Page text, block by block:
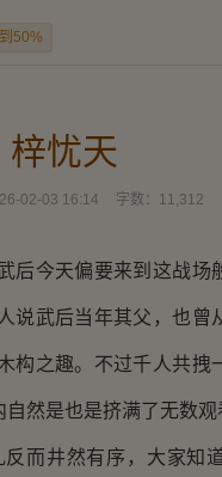
50%
梓忧天
02-03 16:14 字数： 11,312
后今天偏要来到这战场
说武后当年其父，也曾
构之趣。不过千人共拽
然是也是挤满了无数观
而井然有序，大家知